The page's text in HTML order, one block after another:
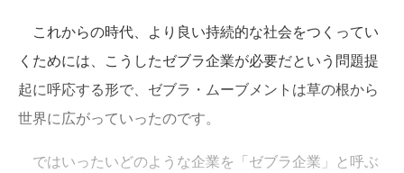
これからの時代、より良い持続的な社会をつくってい
くためには、こうしたゼブラ企業が必要だという問題提
起に呼応する形で、ゼブラ・ムーブメントは草の根から
世界に広がっていったのです。
ではいったいどのような企業を「ゼブラ企業」と呼ぶ